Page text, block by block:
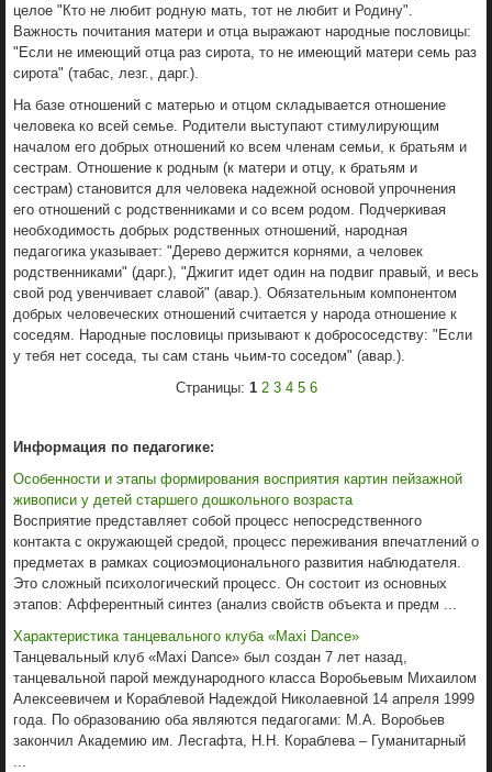
целое "Кто не любит родную мать, тот не любит и Родину".
Важность почитания матери и отца выражают народные пословицы:
"Если не имеющий отца раз сирота, то не имеющий матери семь раз
сирота" (табас, лезг., дарг.).
На базе отношений с матерью и отцом складывается отношение
человека ко всей семье. Родители выступают стимулирующим
началом его добрых отношений ко всем членам семьи, к братьям и
сестрам. Отношение к родным (к матери и отцу, к братьям и
сестрам) становится для человека надежной основой упрочнения
его отношений с родственниками и со всем родом. Подчеркивая
необходимость добрых родственных отношений, народная
педагогика указывает: "Дерево держится корнями, а человек
родственниками" (дарг.), "Джигит идет один на подвиг правый, и весь
свой род увенчивает славой" (авар.). Обязательным компонентом
добрых человеческих отношений считается у народа отношение к
соседям. Народные пословицы призывают к добрососедству: "Если
у тебя нет соседа, ты сам стань чьим-то соседом" (авар.).
Страницы: 1 2 3 4 5 6
Информация по педагогике:
Особенности и этапы формирования восприятия картин пейзажной
живописи у детей старшего дошкольного возраста
Восприятие представляет собой процесс непосредственного
контакта с окружающей средой, процесс переживания впечатлений о
предметах в рамках социоэмоционального развития наблюдателя.
Это сложный психологический процесс. Он состоит из основных
этапов: Афферентный синтез (анализ свойств объекта и предм ...
Характеристика танцевального клуба «Maxi Dance»
Танцевальный клуб «Maxi Dance» был создан 7 лет назад,
танцевальной парой международного класса Воробьевым Михаилом
Алексеевичем и Кораблевой Надеждой Николаевной 14 апреля 1999
года. По образованию оба являются педагогами: М.А. Воробьев
закончил Академию им. Лесгафта, Н.Н. Кораблева – Гуманитарный